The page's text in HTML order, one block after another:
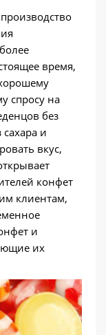
время,
спросу на
без
и
вкус,
конфет
клиентам,
и
их